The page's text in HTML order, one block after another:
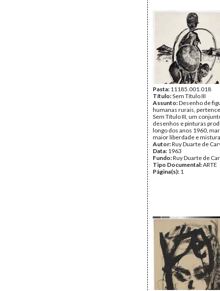
Pasta: 11185.001.018
Título:Sem Título III
Assunto:Desenho de
humanas rurais,
Sem Título III, um
desenhos e pinturas
longo dos anos 1960,
maior liberdade e
Autor:Ruy Duarte de
Data: 1963
Fundo:Ruy Duarte de
Tipo Documental:ARTE
Página(s): 1